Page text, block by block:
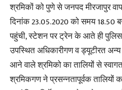
श्रमिकों को पुणे से जनपद मीरजापुर
दिनांक 23.05.2020 को समय 18.50
पहुंची, स्टेशन पर ट्रेन के आते ही
उपस्थित अधिकारीगण व ड्यूटीरत अन्य
आने वाले श्रमिको का तालियों से
श्रमिकगण ने प्रसन्नतापूर्वक तालियों